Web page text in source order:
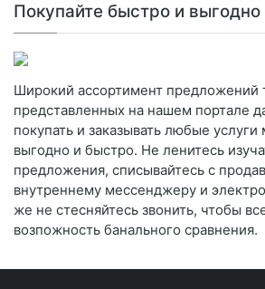
Покупайте быстро и выгодно
Широкий ассортимент предложений
представленных на нашем портале
покупать и заказывать любые
выгодно и быстро. Не ленитесь
предложения, списывайтесь с
внутреннему мессенджеру и
же не стесняйтесь звонить, чтобы
возпожность банального сравнения.